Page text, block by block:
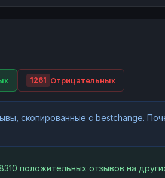
1261 Отрицательных
скопированные с bestchange.
положительных отзывов на